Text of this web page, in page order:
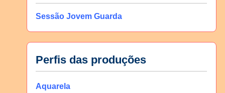
Sessão Jovem Guarda
Perfis das produções
Aquarela